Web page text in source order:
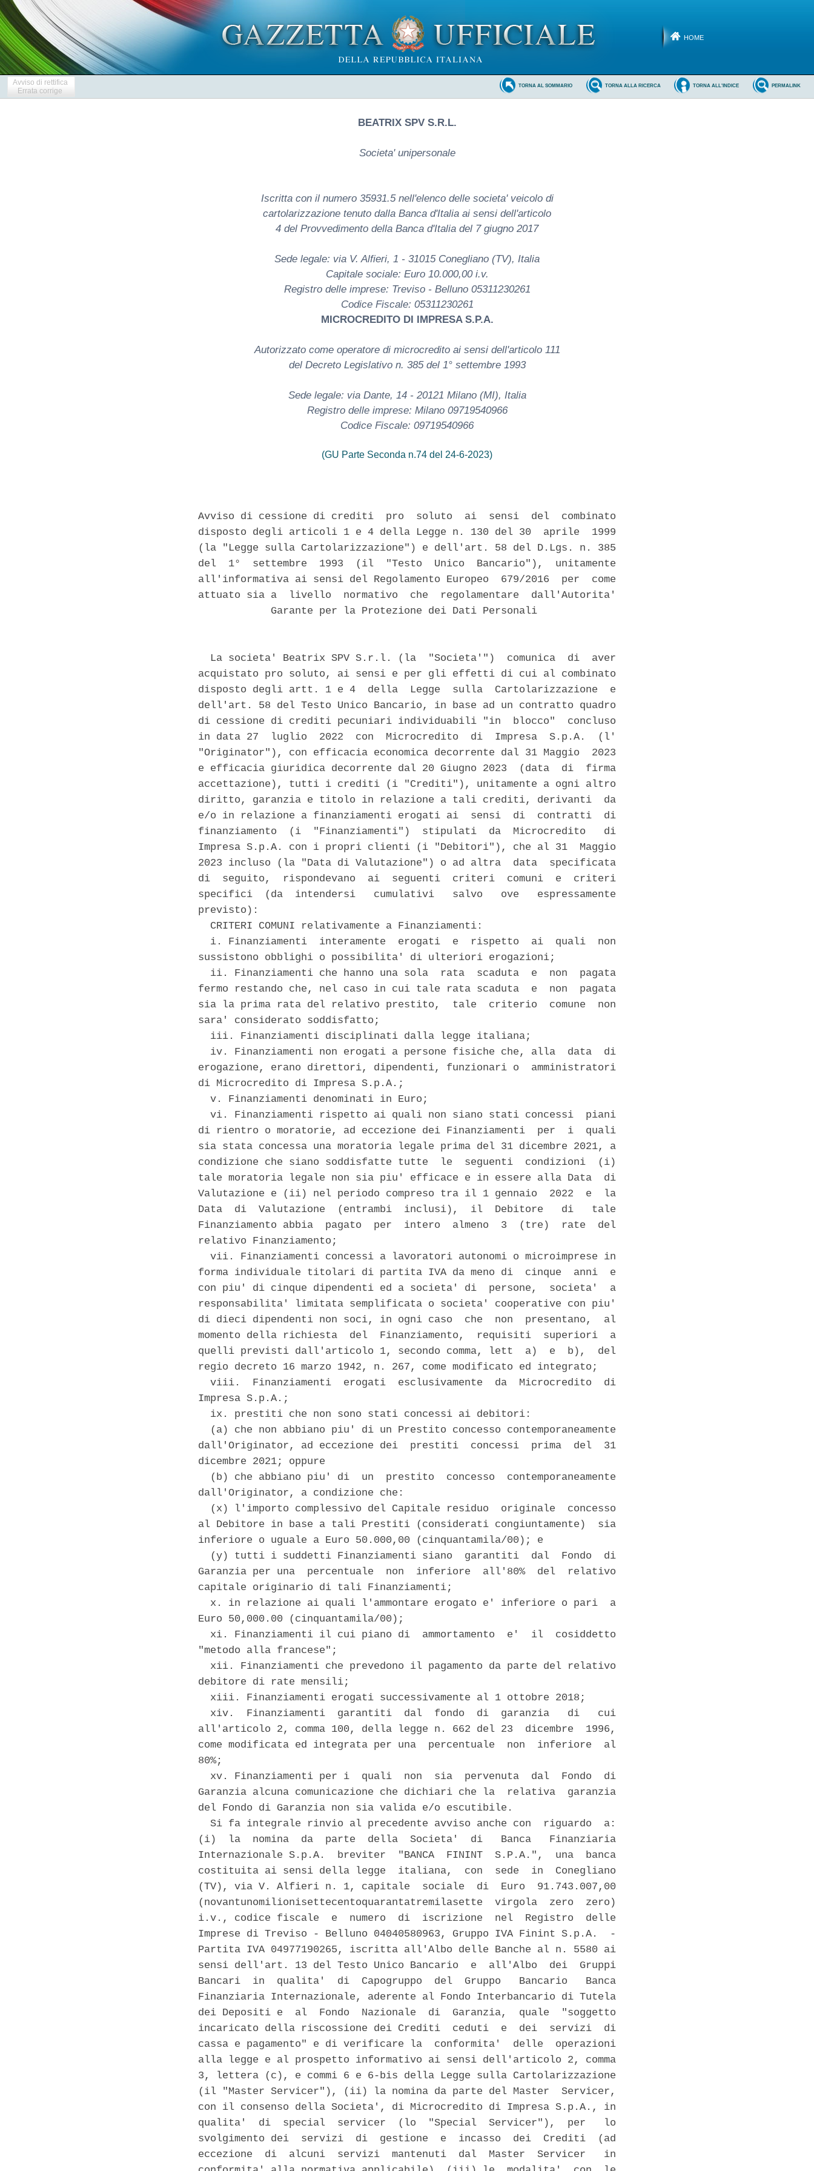
HOME
Avviso di rettifica
Errata corrige
PERMALINK
TORNA ALL'INDICE
TORNA ALLA RICERCA
TORNA AL SOMMARIO
BEATRIX SPV S.R.L.
Societa' unipersonale
Iscritta con il numero 35931.5 nell'elenco delle societa' veicolo di
cartolarizzazione tenuto dalla Banca d'Italia ai sensi dell'articolo
4 del Provvedimento della Banca d'Italia del 7 giugno 2017
Sede legale: via V. Alfieri, 1 - 31015 Conegliano (TV), Italia
Capitale sociale: Euro 10.000,00 i.v.
Registro delle imprese: Treviso - Belluno 05311230261
Codice Fiscale: 05311230261
MICROCREDITO DI IMPRESA S.P.A.
Autorizzato come operatore di microcredito ai sensi dell'articolo 111
del Decreto Legislativo n. 385 del 1° settembre 1993
Sede legale: via Dante, 14 - 20121 Milano (MI), Italia
Registro delle imprese: Milano 09719540966
Codice Fiscale: 09719540966
(GU Parte Seconda n.74 del 24-6-2023)
Avviso di cessione di crediti  pro  soluto  ai  sensi  del  combinato
disposto degli articoli 1 e 4 della Legge n. 130 del 30  aprile  1999
(la "Legge sulla Cartolarizzazione") e dell'art. 58 del D.Lgs. n. 385
del  1°  settembre  1993  (il  "Testo  Unico  Bancario"),  unitamente
all'informativa ai sensi del Regolamento Europeo  679/2016  per  come
attuato sia a  livello  normativo  che  regolamentare  dall'Autorita'
            Garante per la Protezione dei Dati Personali
  La societa' Beatrix SPV S.r.l. (la  "Societa'")  comunica  di  aver
acquistato pro soluto, ai sensi e per gli effetti di cui al combinato
disposto degli artt. 1 e 4  della  Legge  sulla  Cartolarizzazione  e
dell'art. 58 del Testo Unico Bancario, in base ad un contratto quadro
di cessione di crediti pecuniari individuabili "in  blocco"  concluso
in data 27  luglio  2022  con  Microcredito  di  Impresa  S.p.A.  (l'
"Originator"), con efficacia economica decorrente dal 31 Maggio  2023
e efficacia giuridica decorrente dal 20 Giugno 2023  (data  di  firma
accettazione), tutti i crediti (i "Crediti"), unitamente a ogni altro
diritto, garanzia e titolo in relazione a tali crediti, derivanti  da
e/o in relazione a finanziamenti erogati ai  sensi  di  contratti  di
finanziamento  (i  "Finanziamenti")  stipulati  da  Microcredito   di
Impresa S.p.A. con i propri clienti (i "Debitori"), che al 31  Maggio
2023 incluso (la "Data di Valutazione") o ad altra  data  specificata
di  seguito,  rispondevano  ai  seguenti  criteri  comuni  e  criteri
specifici  (da  intendersi   cumulativi   salvo   ove   espressamente
previsto):
  CRITERI COMUNI relativamente a Finanziamenti:
  i. Finanziamenti  interamente  erogati  e  rispetto  ai  quali  non
sussistono obblighi o possibilita' di ulteriori erogazioni;
  ii. Finanziamenti che hanno una sola  rata  scaduta  e  non  pagata
fermo restando che, nel caso in cui tale rata scaduta  e  non  pagata
sia la prima rata del relativo prestito,  tale  criterio  comune  non
sara' considerato soddisfatto;
  iii. Finanziamenti disciplinati dalla legge italiana;
  iv. Finanziamenti non erogati a persone fisiche che, alla  data  di
erogazione, erano direttori, dipendenti, funzionari o  amministratori
di Microcredito di Impresa S.p.A.;
  v. Finanziamenti denominati in Euro;
  vi. Finanziamenti rispetto ai quali non siano stati concessi  piani
di rientro o moratorie, ad eccezione dei Finanziamenti  per  i  quali
sia stata concessa una moratoria legale prima del 31 dicembre 2021, a
condizione che siano soddisfatte tutte  le  seguenti  condizioni  (i)
tale moratoria legale non sia piu' efficace e in essere alla Data  di
Valutazione e (ii) nel periodo compreso tra il 1 gennaio  2022  e  la
Data  di  Valutazione  (entrambi  inclusi),  il  Debitore   di   tale
Finanziamento abbia  pagato  per  intero  almeno  3  (tre)  rate  del
relativo Finanziamento;
  vii. Finanziamenti concessi a lavoratori autonomi o microimprese in
forma individuale titolari di partita IVA da meno di  cinque  anni  e
con piu' di cinque dipendenti ed a societa' di  persone,  societa'  a
responsabilita' limitata semplificata o societa' cooperative con piu'
di dieci dipendenti non soci, in ogni caso  che  non  presentano,  al
momento della richiesta  del  Finanziamento,  requisiti  superiori  a
quelli previsti dall'articolo 1, secondo comma, lett  a)  e  b),  del
regio decreto 16 marzo 1942, n. 267, come modificato ed integrato;
  viii.  Finanziamenti  erogati  esclusivamente  da  Microcredito  di
Impresa S.p.A.;
  ix. prestiti che non sono stati concessi ai debitori:
  (a) che non abbiano piu' di un Prestito concesso contemporaneamente
dall'Originator, ad eccezione dei  prestiti  concessi  prima  del  31
dicembre 2021; oppure
  (b) che abbiano piu' di  un  prestito  concesso  contemporaneamente
dall'Originator, a condizione che:
  (x) l'importo complessivo del Capitale residuo  originale  concesso
al Debitore in base a tali Prestiti (considerati congiuntamente)  sia
inferiore o uguale a Euro 50.000,00 (cinquantamila/00); e
  (y) tutti i suddetti Finanziamenti siano  garantiti  dal  Fondo  di
Garanzia per una  percentuale  non  inferiore  all'80%  del  relativo
capitale originario di tali Finanziamenti;
  x. in relazione ai quali l'ammontare erogato e' inferiore o pari  a
Euro 50,000.00 (cinquantamila/00);
  xi. Finanziamenti il cui piano di  ammortamento  e'  il  cosiddetto
"metodo alla francese";
  xii. Finanziamenti che prevedono il pagamento da parte del relativo
debitore di rate mensili;
  xiii. Finanziamenti erogati successivamente al 1 ottobre 2018;
  xiv.  Finanziamenti  garantiti  dal  fondo  di  garanzia   di   cui
all'articolo 2, comma 100, della legge n. 662 del 23  dicembre  1996,
come modificata ed integrata per una  percentuale  non  inferiore  al
80%;
  xv. Finanziamenti per i  quali  non  sia  pervenuta  dal  Fondo  di
Garanzia alcuna comunicazione che dichiari che la  relativa  garanzia
del Fondo di Garanzia non sia valida e/o escutibile.
  Si fa integrale rinvio al precedente avviso anche con  riguardo  a:
(i)  la  nomina  da  parte  della  Societa'  di   Banca   Finanziaria
Internazionale S.p.A.  breviter  "BANCA  FININT  S.P.A.",  una  banca
costituita ai sensi della legge  italiana,  con  sede  in  Conegliano
(TV), via V. Alfieri n. 1, capitale  sociale  di  Euro  91.743.007,00
(novantunomilionisettecentoquarantatremilasette  virgola  zero  zero)
i.v., codice fiscale  e  numero  di  iscrizione  nel  Registro  delle
Imprese di Treviso - Belluno 04040580963, Gruppo IVA Finint S.p.A.  -
Partita IVA 04977190265, iscritta all'Albo delle Banche al n. 5580 ai
sensi dell'art. 13 del Testo Unico Bancario  e  all'Albo  dei  Gruppi
Bancari  in  qualita'  di  Capogruppo  del  Gruppo   Bancario   Banca
Finanziaria Internazionale, aderente al Fondo Interbancario di Tutela
dei Depositi e  al  Fondo  Nazionale  di  Garanzia,  quale  "soggetto
incaricato della riscossione dei Crediti  ceduti  e  dei  servizi  di
cassa e pagamento" e di verificare la  conformita'  delle  operazioni
alla legge e al prospetto informativo ai sensi dell'articolo 2, comma
3, lettera (c), e commi 6 e 6-bis della Legge sulla Cartolarizzazione
(il "Master Servicer"), (ii) la nomina da parte del Master  Servicer,
con il consenso della Societa', di Microcredito di Impresa S.p.A., in
qualita'  di  special  servicer  (lo  "Special  Servicer"),  per   lo
svolgimento dei  servizi  di  gestione  e  incasso  dei  Crediti  (ad
eccezione  di  alcuni  servizi  mantenuti  dal  Master  Servicer   in